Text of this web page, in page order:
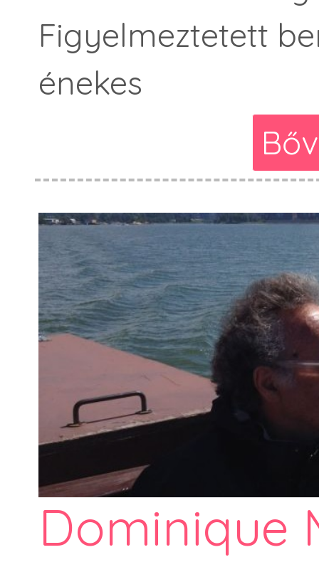
Figyelmeztetett
énekes
Dominique